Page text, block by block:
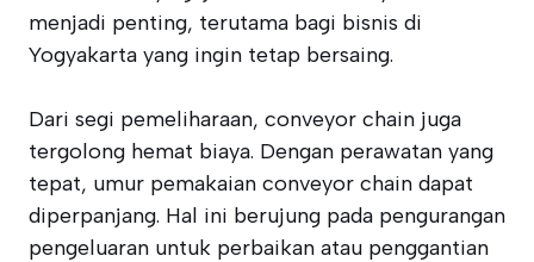
menjadi penting, terutama bagi bisnis di
Yogyakarta yang ingin tetap bersaing.
Dari segi pemeliharaan, conveyor chain juga
tergolong hemat biaya. Dengan perawatan yang
tepat, umur pemakaian conveyor chain dapat
diperpanjang. Hal ini berujung pada pengurangan
pengeluaran untuk perbaikan atau penggantian